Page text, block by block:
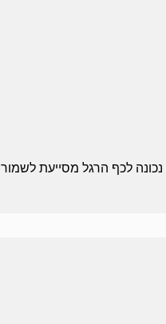
לכף הרגל מסייעת לשמור